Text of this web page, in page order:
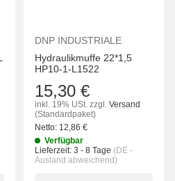
DNP INDUSTRIALE
Hydraulikmuffe 22*1,5
HP10-1-L1522
15,30 €
inkl. 19% USt. zzgl. Versand
(Standardpaket)
Netto: 12,86 €
Verfügbar
Lieferzeit: 3 - 8 Tage (DE -
Ausland abweichend)